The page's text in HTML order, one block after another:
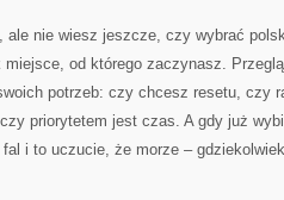
ale nie wiesz jeszcze, czy wybrać
od którego zaczynasz.
potrzeb: czy chcesz resetu, czy
priorytetem jest czas. A gdy już
i to uczucie, że morze –